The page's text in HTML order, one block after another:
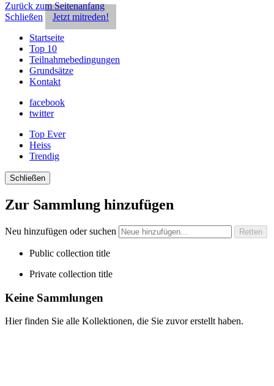
Zurück zum Seitenanfang
Schließen
Jetzt mitreden!
Startseite
Top 10
Teilnahmebedingungen
Grundsätze
Kontakt
facebook
twitter
Top Ever
Heiss
Trendig
Schließen
Zur Sammlung hinzufügen
Neu hinzufügen oder suchen
Public collection title
Private collection title
Keine Sammlungen
Hier finden Sie alle Kollektionen, die Sie zuvor erstellt haben.